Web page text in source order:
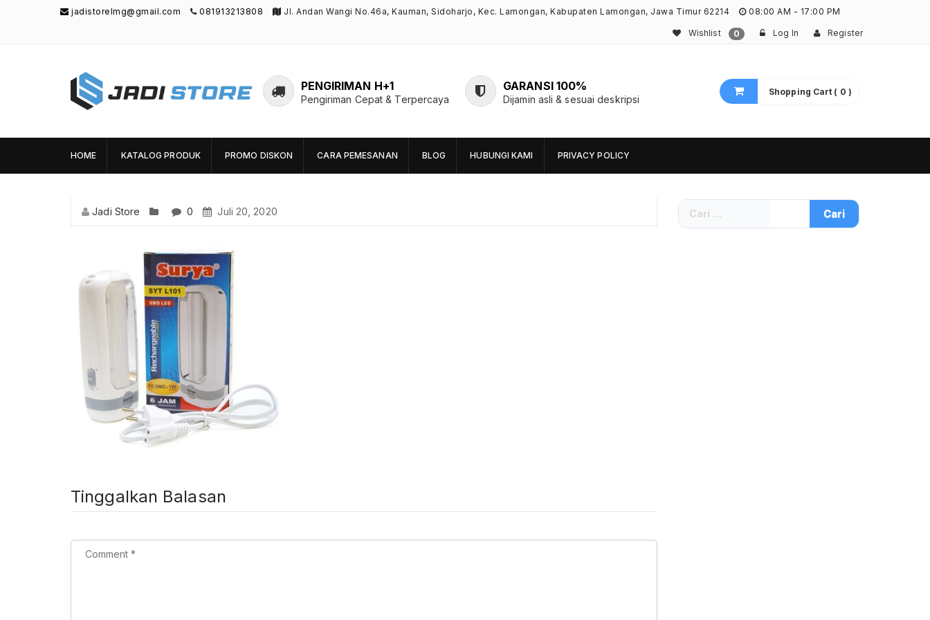
jadistorelmg@gmail.com 081913213808 Jl. Andan Wangi No.46a, Kauman, Sidoharjo, Kec. Lamongan, Kabupaten Lamongan, Jawa Timur 62214 08:00 AM - 17:00 PM
Wishlist 0 Log In Register
Jadi Store
Unik di Lamongan
PENGIRIMAN H+1
Pengiriman Cepat & Terpercaya
GARANSI 100%
Dijamin asli & sesuai deskripsi
Shopping Cart ( 0 )
HOME KATALOG PRODUK PROMO DISKON CARA PEMESANAN BLOG HUBUNGI KAMI PRIVACY POLICY
Jadi Store 0 Juli 20, 2020
Tinggalkan Balasan
Cari
untuk: